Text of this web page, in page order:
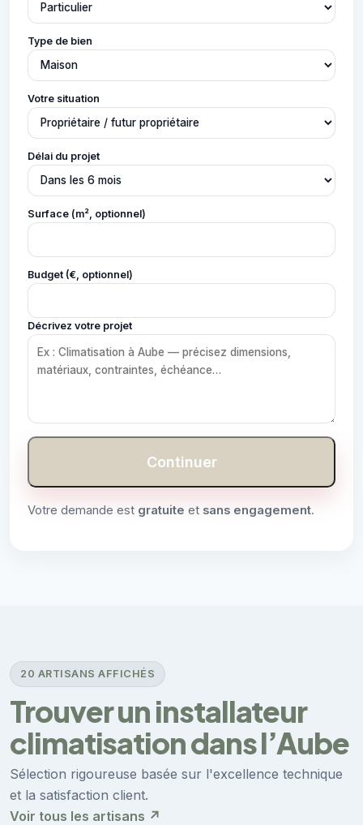
Type de bien
Votre situation
Délai du projet
Surface (m², optionnel)
Budget (€, optionnel)
Décrivez votre projet
Continuer
Votre demande est gratuite et sans engagement.
20 ARTISANS AFFICHÉS
Trouver un installateur
climatisation dans l’Aube
Sélection rigoureuse basée sur l'excellence technique
et la satisfaction client.
Voir tous les artisans ↗